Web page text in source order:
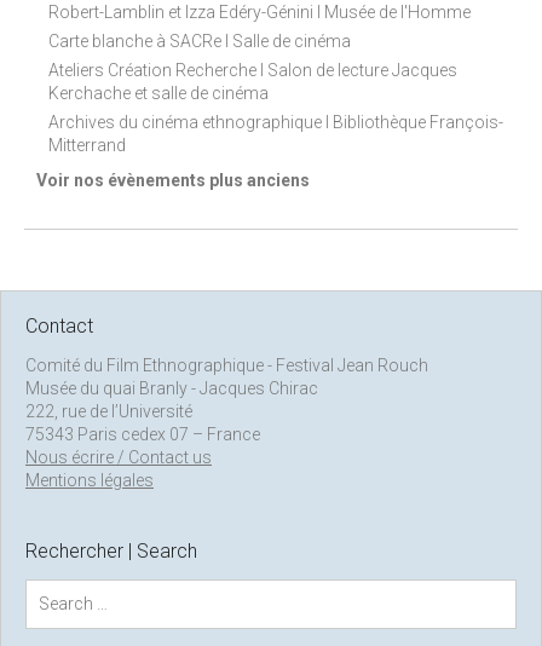
Robert-Lamblin et Izza Edéry-Génini I Musée de l'Homme
Carte blanche à SACRe I Salle de cinéma
Ateliers Création Recherche I Salon de lecture Jacques
Kerchache et salle de cinéma
Archives du cinéma ethnographique I Bibliothèque François-
Mitterrand
Voir nos évènements plus anciens
Contact
Comité du Film Ethnographique - Festival Jean Rouch
Musée du quai Branly - Jacques Chirac
222, rue de l’Université
75343 Paris cedex 07 – France
Nous écrire / Contact us
Mentions légales
Rechercher | Search
a